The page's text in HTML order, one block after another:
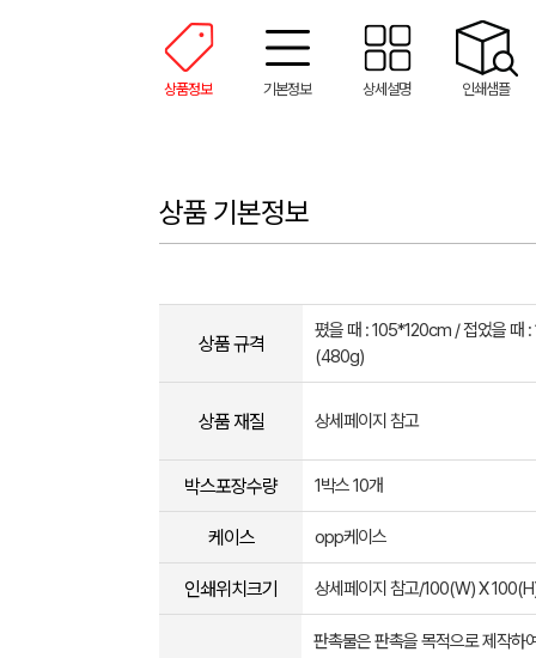
상품정보 기본정보 상세설명 인쇄샘플
상품 기본정보
상품 규격
폈을 때 : 105*120cm / 접었을 때
(480g)
상품 재질 상세페이지 참고
박스포장수량 1박스 10개
케이스 opp케이스
인쇄위치크기 상세페이지 참고/100(W) X
판촉물은 판촉을 목적으로 제작하